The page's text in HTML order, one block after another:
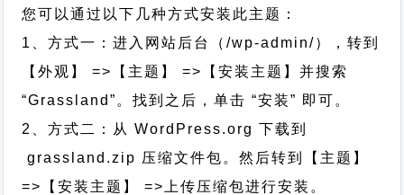
您可以通过以下几种方式安装此主题：
1、方式一：进入网站后台（/wp-admin/），转到
【外观】 =>【主题】 =>【安装主题】并搜索
“Grassland”。找到之后，单击 “安装” 即可。
2、方式二：从 WordPress.org 下载到
grassland.zip 压缩文件包。然后转到【主题】
=>【安装主题】 =>上传压缩包进行安装。